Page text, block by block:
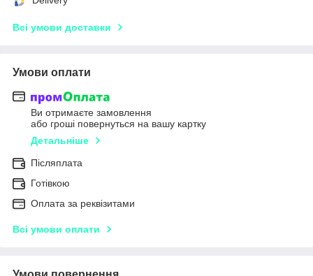
Всі умови доставки
Умови оплати
Ви отримаєте замовлення
або гроші повернуться на вашу картку
Детальніше
Післяплата
Готівкою
Оплата за реквізитами
Всі умови оплати